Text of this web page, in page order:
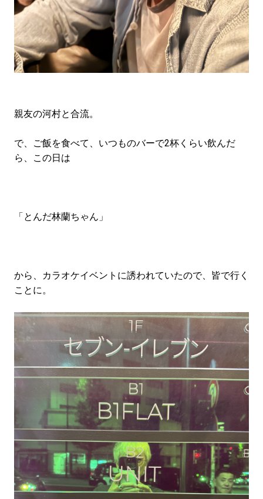
親友の河村と合流。
で、ご飯を食べて、いつものバーで2杯くらい飲んだ
ら、この日は
「とんだ林蘭ちゃん」
から、カラオケイベントに誘われていたので、皆で行く
ことに。